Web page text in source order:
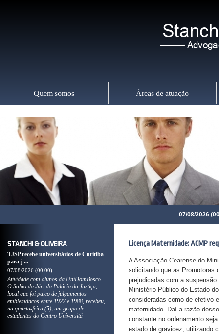
Quem somos Áreas de atuação
07/08/2026
STANCHI & OLIVEIRA
TJSP recebe universitários de Curitiba
para j ...
07/08/2026 (00:00)
Atividade com alunos da UniDomBosco.
O Salão do Júri do Palácio da Justiça,
local que foi palco de julgamentos
emblemáticos entre 1927 e 1988, recebeu,
na quarta-feira (5), um grupo de
estudantes do Centro Universitá
Licença Maternidade: ACMP
A Associação Cearense do
solicitando que as Promotoras
prejudicadas com a
Ministério Público do Estado
consideradas como de efetivo
maternidade. Daí a razão
constante no ordenamento
estado de gravidez, utilizando